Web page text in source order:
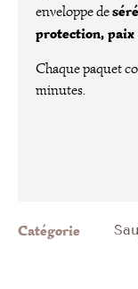
enveloppe de
protection,
Chaque paquet
minutes.
Catégorie